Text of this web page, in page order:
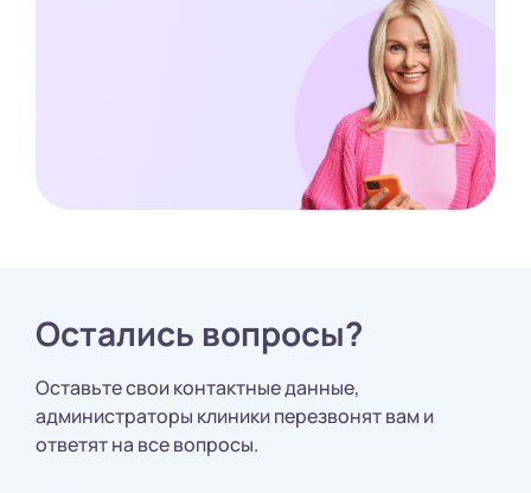
Остались вопросы?
Оставьте свои контактные данные,
администраторы клиники перезвонят вам и
ответят на все вопросы.